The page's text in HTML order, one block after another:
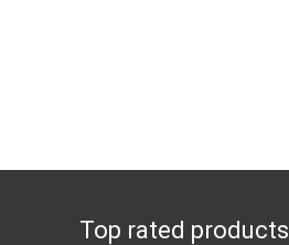
Top rated products